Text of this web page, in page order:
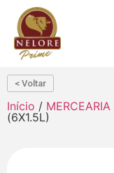
< Voltar
Início / MERCEARIA
(6X1.5L)